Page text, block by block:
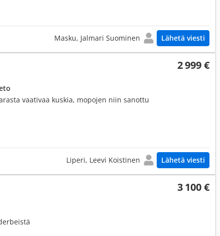
Masku, Jalmari Suominen Lähetä viesti
2 999 €
vaativaa kuskia, mopojen niin sanottu
Liperi, Leevi Koistinen Lähetä viesti
3 100 €